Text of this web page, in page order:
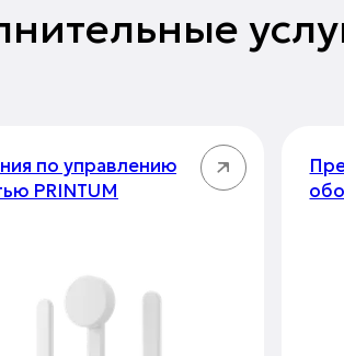
по управлению
PRINTUM